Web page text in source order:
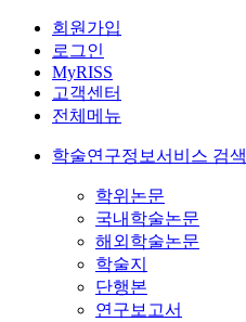
회원가입
로그인
MyRISS
고객센터
전체메뉴
학술연구정보서비스 검색
학위논문
국내학술논문
해외학술논문
학술지
단행본
연구보고서